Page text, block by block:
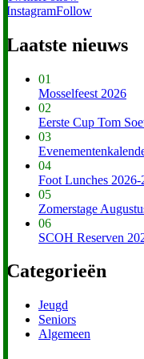
InstagramFollow
Laatste nieuws
01
Mosselfeest 2026
02
Eerste Cup Tom
03
04
Foot Lunches 2026-
05
Zomerstage
06
SCOH Reserven
Categorieën
Jeugd
Seniors
Algemeen